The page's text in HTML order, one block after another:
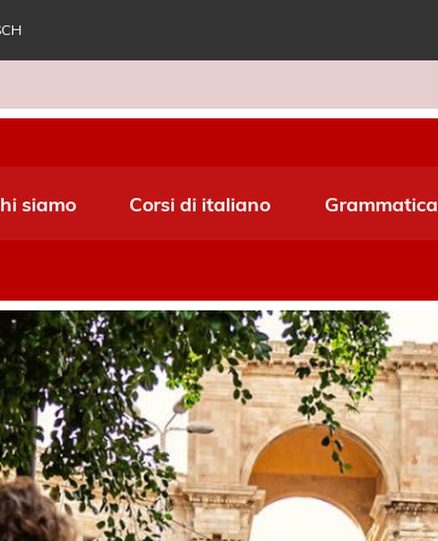
World Italiano
siamo Corsi di italiano Grammatica